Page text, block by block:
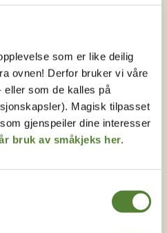
som er like deilig
ovnen! Derfor bruker vi våre
eller som de kalles på
Magisk tilpasset
gjenspeiler dine interesser
bruk av småkjeks her.
godtar du våre
oss på
medier!
Snapchat